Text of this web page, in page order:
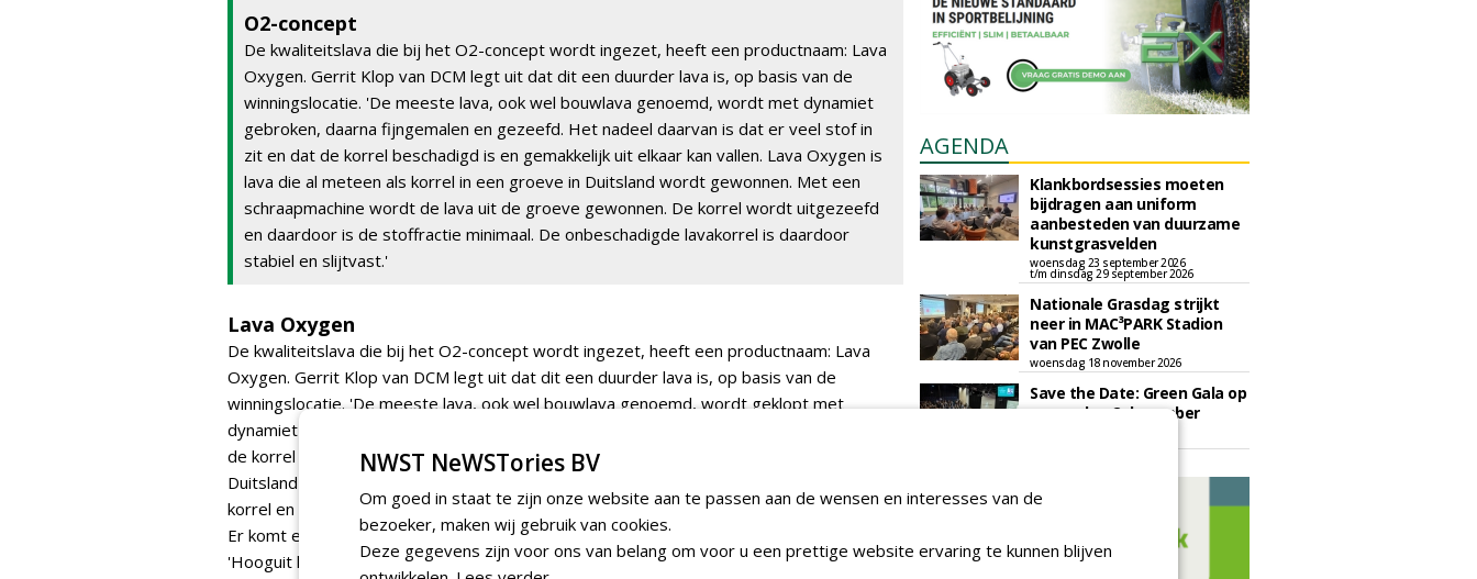
O2-concept
De kwaliteitslava die bij het O2-concept wordt ingezet, heeft een productnaam: Lava
Oxygen. Gerrit Klop van DCM legt uit dat dit een duurder lava is, op basis van de
winningslocatie. 'De meeste lava, ook wel bouwlava genoemd, wordt met dynamiet
gebroken, daarna fijngemalen en gezeefd. Het nadeel daarvan is dat er veel stof in
zit en dat de korrel beschadigd is en gemakkelijk uit elkaar kan vallen. Lava Oxygen is
lava die al meteen als korrel in een groeve in Duitsland wordt gewonnen. Met een
schraapmachine wordt de lava uit de groeve gewonnen. De korrel wordt uitgezeefd
en daardoor is de stoffractie minimaal. De onbeschadigde lavakorrel is daardoor
stabiel en slijtvast.'
Lava Oxygen
De kwaliteitslava die bij het O2-concept wordt ingezet, heeft een productnaam: Lava
Oxygen. Gerrit Klop van DCM legt uit dat dit een duurder lava is, op basis van de
winningslocatie. 'De meeste lava, ook wel bouwlava genoemd, wordt geklopt met
dynamiet en fijngemalen en gezeefd. Het nadeel daarvan is dat er veel stof in zit en dat
de korrel instabiel is en uit elkaar kan vallen. Lava Oxygen is lava die in een groeve in
Duitsland met een kraan van de groeverand af wordt geschraapt, met een stabiele
korrel en weinig stof als resultaat.'
Er komt een opmerking uit de zaal over dat je in de uitvraag geen merken mag noemen.
'Hooguit kun je vragen naar een "fijnere samenstelling". Maar tegenwoordig roept iedere
AGENDA
Klankbordsessies moeten
bijdragen aan uniform
aanbesteden van duurzame
kunstgrasvelden
woensdag 23 september 2026
t/m dinsdag 29 september 2026
Nationale Grasdag strijkt
neer in MAC³PARK Stadion
van PEC Zwolle
woensdag 18 november 2026
Save the Date: Green Gala op
woensdag 2 december
NWST NeWSTories BV
Om goed in staat te zijn onze website aan te passen aan de wensen en interesses van de
bezoeker, maken wij gebruik van cookies.
Deze gegevens zijn voor ons van belang om voor u een prettige website ervaring te kunnen blijven